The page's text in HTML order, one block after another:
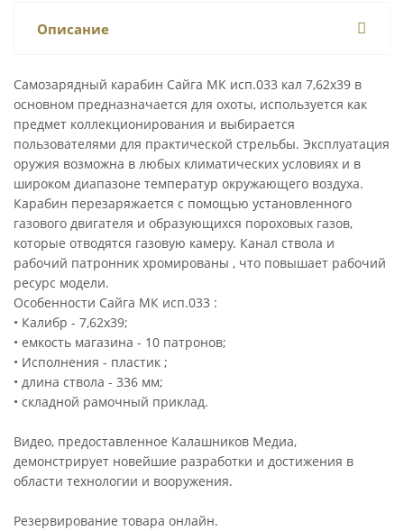
Описание
Самозарядный карабин Сайга МК исп.033 кал 7,62х39 в
основном предназначается для охоты, используется как
предмет коллекционирования и выбирается
пользователями для практической стрельбы. Эксплуатация
оружия возможна в любых климатических условиях и в
широком диапазоне температур окружающего воздуха.
Карабин перезаряжается с помощью установленного
газового двигателя и образующихся пороховых газов,
которые отводятся газовую камеру. Канал ствола и
рабочий патронник хромированы , что повышает рабочий
ресурс модели.
Особенности Сайга МК исп.033 :
• Калибр - 7,62х39;
• емкость магазина - 10 патронов;
• Исполнения - пластик ;
• длина ствола - 336 мм;
• складной рамочный приклад.
Видео, предоставленное Калашников Медиа,
демонстрирует новейшие разработки и достижения в
области технологии и вооружения.
Резервирование товара онлайн.